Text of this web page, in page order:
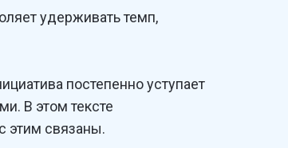
удерживать темп,
постепенно уступает
В этом тексте
этим связаны.